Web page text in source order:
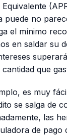
puede no
el mínimo
en saldar su
que
es muy
se salga de
las
de pago